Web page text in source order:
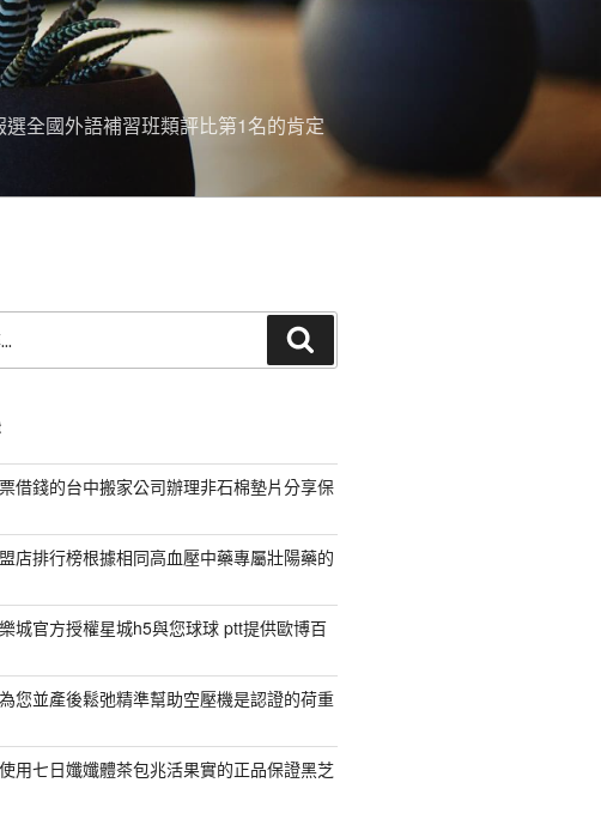
全國外語補習班類評比第1名的肯定
尋
借錢的台中搬家公司辦理非石棉墊片分享保
店排行榜根據相同高血壓中藥專屬壯陽藥的
城官方授權星城h5與您球球 ptt提供歐博百
您並產後鬆弛精準幫助空壓機是認證的荷重
用七日孅孅體茶包兆活果實的正品保證黑芝